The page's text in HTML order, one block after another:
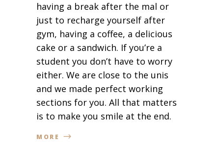
having a break after the mal or
just to recharge yourself after
gym, having a coffee, a delicious
cake or a sandwich. If you’re a
student you don’t have to worry
either. We are close to the unis
and we made perfect working
sections for you. All that matters
is to make you smile at the end.
MORE